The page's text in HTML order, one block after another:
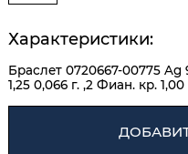
Характеристики:
Браслет 0720667-00775 Ag
1,25 0,066 г. ,2 Фиан. кр.